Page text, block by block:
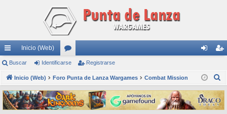
nl
ac
es
rá
Inicio (Web)
or
os nti
fic
ar
ist
ra
rs
Buscar Identificarse Registrarse
Inicio (Web) Foro Punta de Lanza Wargames Combat Mission
s
c